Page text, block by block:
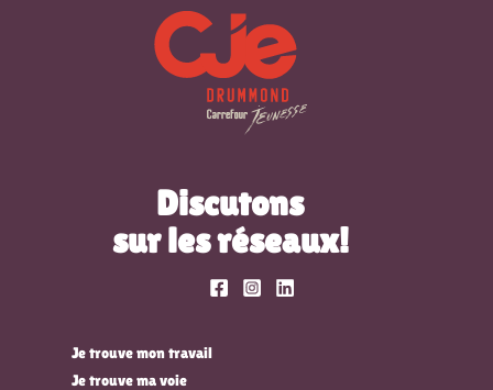
Discutons
sur les réseaux!
Je trouve mon travail
Je trouve ma voie